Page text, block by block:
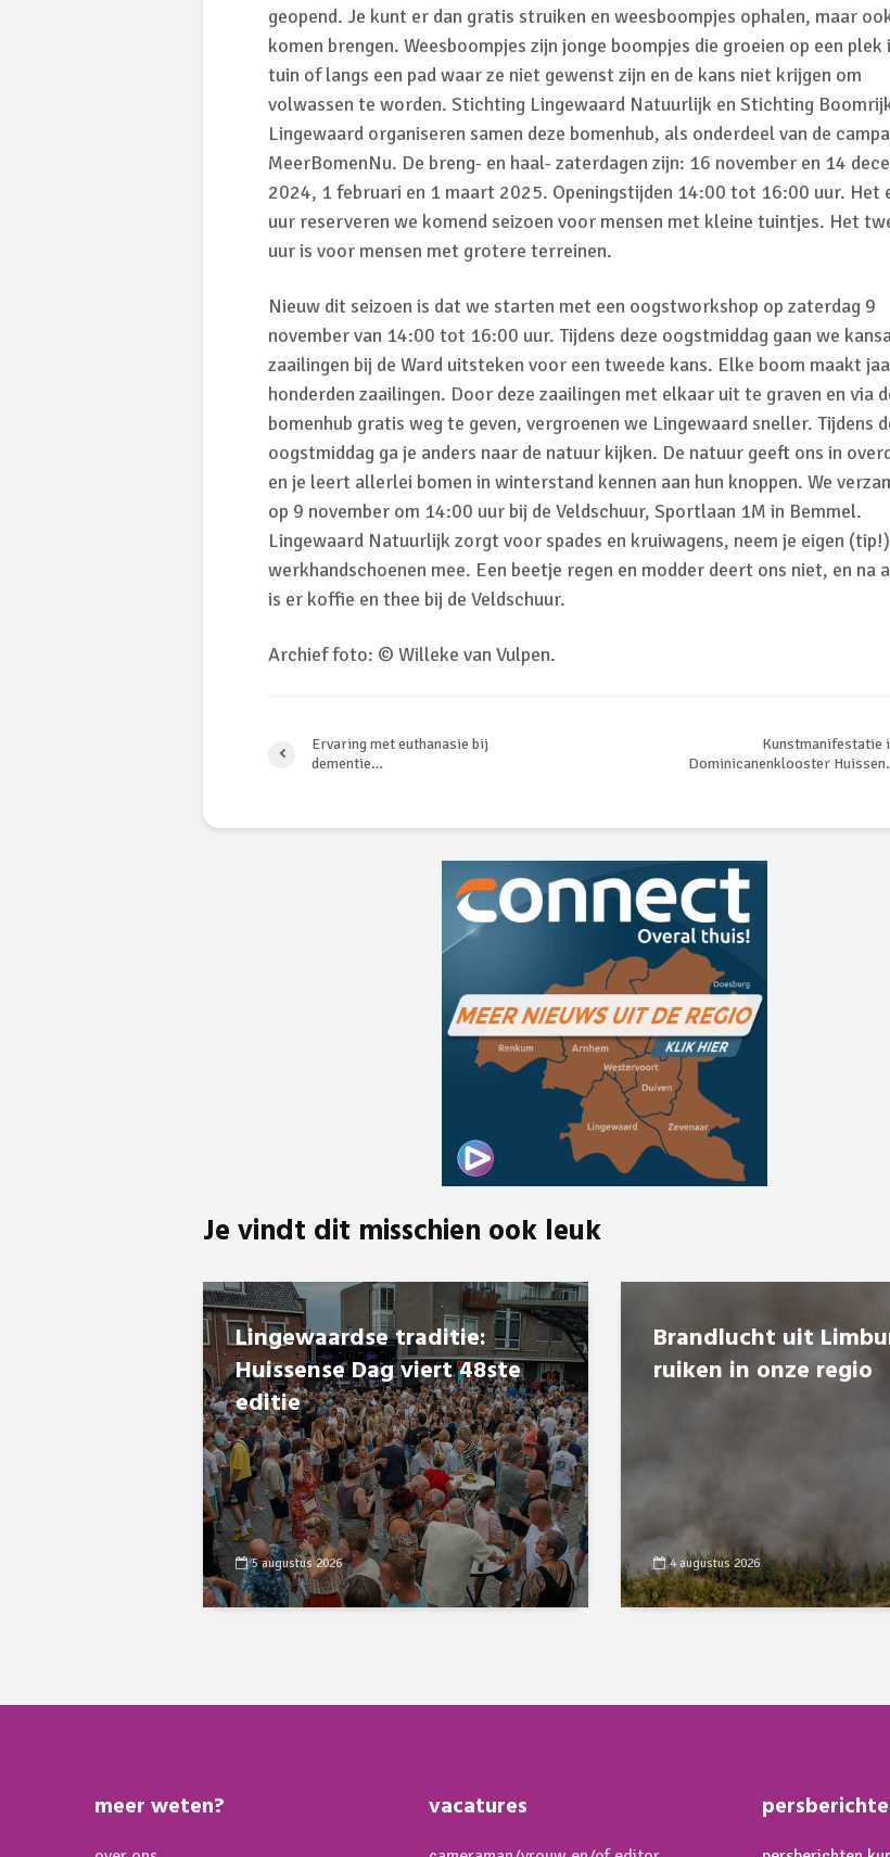
geopend. Je kunt er dan gratis struiken en weesboompjes ophalen, maar
komen brengen. Weesboompjes zijn jonge boompjes die groeien op een plek
tuin of langs een pad waar ze niet gewenst zijn en de kans niet krijgen om
volwassen te worden. Stichting Lingewaard Natuurlijk en Stichting
Lingewaard organiseren samen deze bomenhub, als onderdeel van de
MeerBomenNu. De breng- en haal- zaterdagen zijn: 16 november en 14
2024, 1 februari en 1 maart 2025. Openingstijden 14:00 tot 16:00 uur. Het
uur reserveren we komend seizoen voor mensen met kleine tuintjes. Het
uur is voor mensen met grotere terreinen.
Nieuw dit seizoen is dat we starten met een oogstworkshop op zaterdag 9
november van 14:00 tot 16:00 uur. Tijdens deze oogstmiddag gaan we
zaailingen bij de Ward uitsteken voor een tweede kans. Elke boom maakt
honderden zaailingen. Door deze zaailingen met elkaar uit te graven en via
bomenhub gratis weg te geven, vergroenen we Lingewaard sneller. Tijdens
oogstmiddag ga je anders naar de natuur kijken. De natuur geeft ons in
en je leert allerlei bomen in winterstand kennen aan hun knoppen. We
op 9 november om 14:00 uur bij de Veldschuur, Sportlaan 1M in Bemmel.
Lingewaard Natuurlijk zorgt voor spades en kruiwagens, neem je eigen (tip!)
werkhandschoenen mee. Een beetje regen en modder deert ons niet, en na
is er koffie en thee bij de Veldschuur.
Archief foto: © Willeke van Vulpen.
Ervaring met euthanasie bij
dementie…
Kunstmanifestatie
Dominicanenklooster
Je vindt dit misschien ook leuk
Lingewaardse traditie:
Huissense Dag viert 48ste
editie
5 augustus 2026
Brandlucht uit
ruiken in onze regio
4 augustus 2026
meer weten? vacatures